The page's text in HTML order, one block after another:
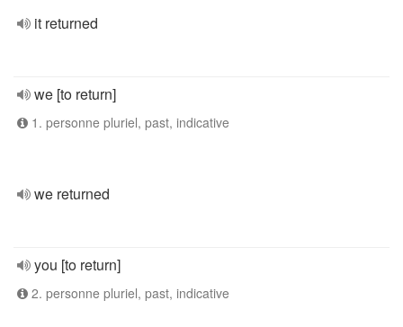
it returned
we [to return]
1. personne pluriel, past, indicative
we returned
you [to return]
2. personne pluriel, past, indicative